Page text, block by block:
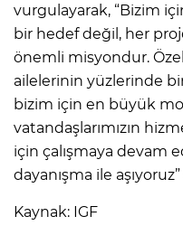
vurgulayarak, “Bizim
bir hedef değil, her
önemli misyondur.
ailelerinin yüzlerinde
bizim için en büyük
vatandaşlarımızın
için çalışmaya devam
dayanışma ile
Kaynak: IGF